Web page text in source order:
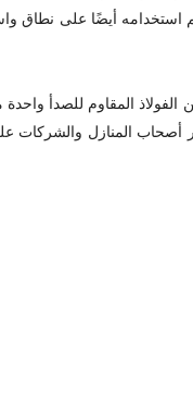
أيضًا على نطاق
الفولاذ المقاوم للصدأ
أصحاب المنازل والشركات